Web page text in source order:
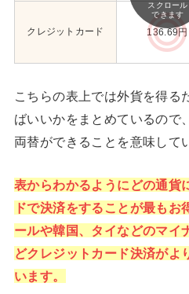
クレジットカード 136.69円
スクロール
できます
こちらの表上では外貨を得る
ばいいかをまとめているので
両替ができることを意味して
表からわかるようにどの通貨
ドで決済をすることが最も
ールや韓国、タイなどのマイ
どクレジットカード決済がよ
います。